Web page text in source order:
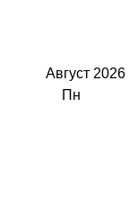
Август 2026
Пн